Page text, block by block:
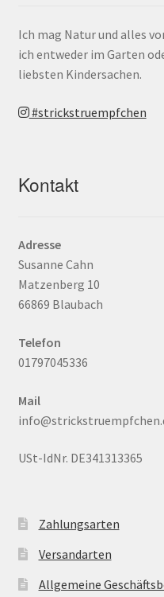
Ich mag Natur und alles
ich entweder im Garten
liebsten Kindersachen.
#strickstruempfchen
Kontakt
Adresse
Susanne Cahn
Matzenberg 10
66869 Blaubach
Telefon
01797045336
Mail
USt-IdNr. DE341313365
Zahlungsarten
Versandarten
Allgemeine